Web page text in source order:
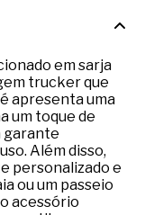
em sarja
trucker que
apresenta uma
um toque de
garante
Além disso,
personalizado e
ou um passeio
acessório